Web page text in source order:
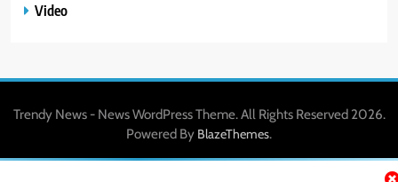
Video
Trendy News - News WordPress Theme. All Rights Reserved 2026.
Powered By BlazeThemes.